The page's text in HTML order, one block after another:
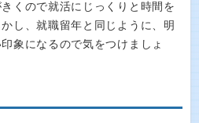
くので就活にじっくりと時間を
し、就職留年と同じように、明
象になるので気をつけましょ